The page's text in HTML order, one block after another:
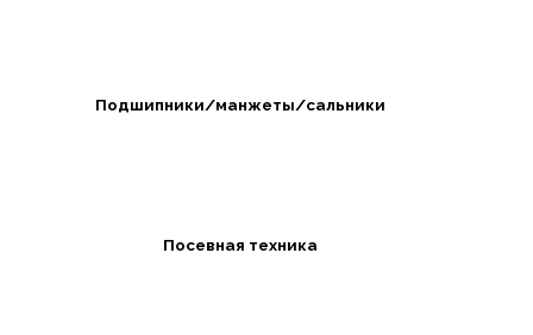
Подшипники/манжеты/сальники
Посевная техника